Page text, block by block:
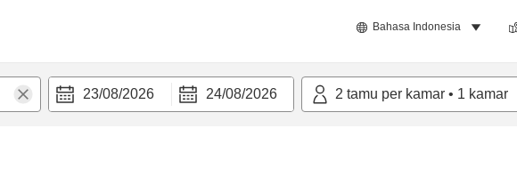
Bahasa Indonesia
23/08/2026 24/08/2026 2 tamu per kamar • 1 kamar